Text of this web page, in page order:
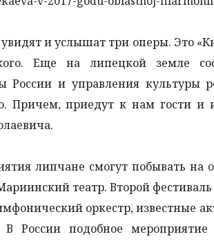
и услышат три оперы. Это
Еще на липецкой земле
России и управления культуры
Причем, приедут к нам гости и
липчане смогут побывать
театр. Второй
оркестр, известные
В России подобное